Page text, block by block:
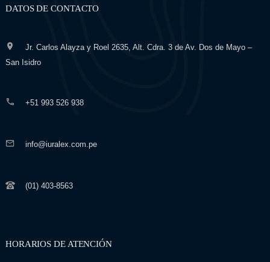
DATOS DE CONTACTO
Jr. Carlos Alayza y Roel 2635, Alt. Cdra. 3 de Av. Dos de Mayo –
San Isidro
+51 993 526 938
info@iuralex.com.pe
(01) 403-8563
HORARIOS DE ATENCIÓN